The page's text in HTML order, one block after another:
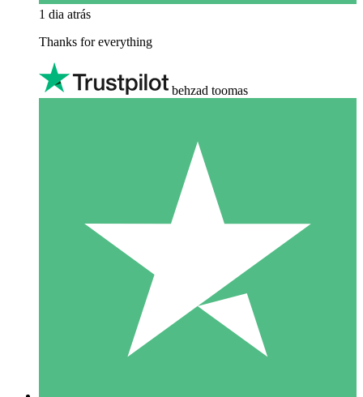
1 dia atrás
Thanks for everything
behzad toomas